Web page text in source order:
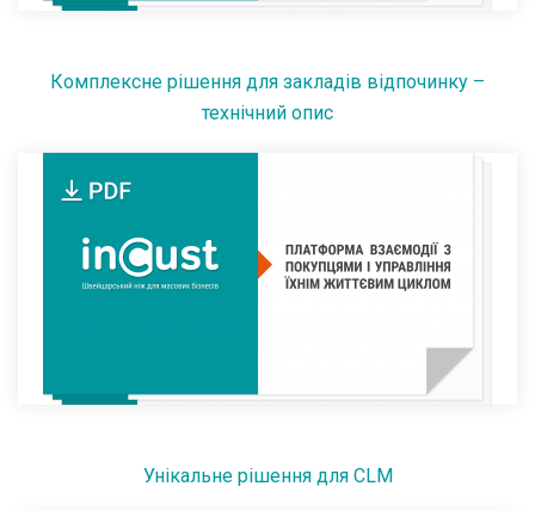
Комплексне рішення для закладів відпочинку –
технічний опис
Унікальне рішення для CLM